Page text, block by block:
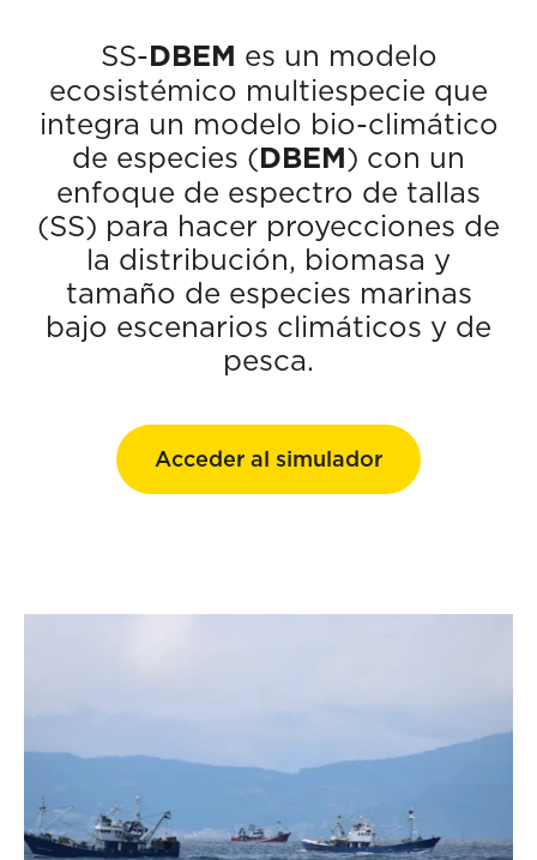
SS-DBEM es un modelo
ecosistémico multiespecie que
integra un modelo bio-climático
de especies (DBEM) con un
enfoque de espectro de tallas
(SS) para hacer proyecciones de
la distribución, biomasa y
tamaño de especies marinas
bajo escenarios climáticos y de
pesca.
Acceder al simulador